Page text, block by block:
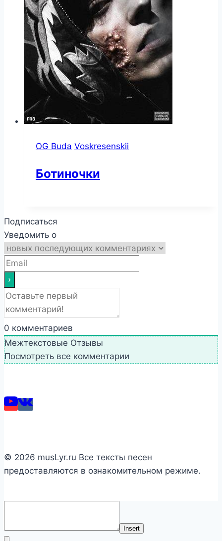
OG Buda Voskresenskii
Ботиночки
Подписаться
Уведомить о
0 комментариев
Межтекстовые Отзывы
Посмотреть все комментарии
© 2026 musLyr.ru Все тексты песен
предоставляются в ознакомительном режиме.
Insert